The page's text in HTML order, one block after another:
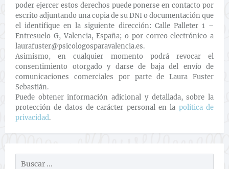
poder ejercer estos derechos puede ponerse en contacto por
escrito adjuntando una copia de su DNI o documentación que
el identifique en la siguiente dirección: Calle Palleter 1 –
Entresuelo G, Valencia, España; o por correo electrónico a
laurafuster@psicologosparavalencia.es.
Asimismo, en cualquier momento podrá revocar el
consentimiento otorgado y darse de baja del envío de
comunicaciones comerciales por parte de Laura Fuster
Sebastián.
Puede obtener información adicional y detallada, sobre la
protección de datos de carácter personal en la política de
privacidad.